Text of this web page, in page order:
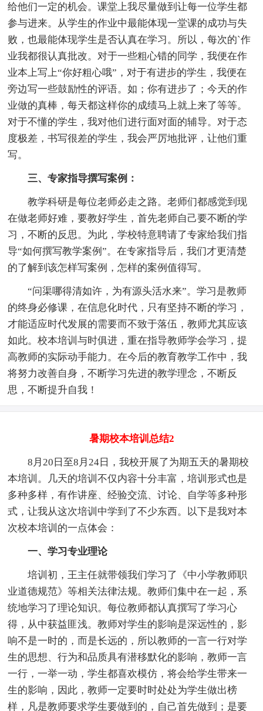
给他们一定的机会。课堂上我尽量做到让每一位学生都
参与进来。从学生的作业中最能体现一堂课的成功与失
败，也最能体现学生是否认真在学习。所以，每次的`作
业我都很认真批改。对于一些粗心错的同学，我便在作
业本上写上“你好粗心哦”，对于有进步的学生，我便在
旁边写一些鼓励性的评语。如；你有进步了；今天的作
业做的真棒，每天都这样你的成绩马上就上来了等等。
对于不懂的学生，我对他们进行面对面的辅导。对于态
度极差，书写很差的学生，我会严厉地批评，让他们重
写。
三、专家指导撰写案例：
教学科研是每位老师必走之路。老师们都感觉到现
在做老师好难，要教好学生，首先老师自己要不断的学
习，不断的反思。为此，学校特意聘请了专家给我们指
导“如何撰写教学案例”。在专家指导后，我们才更清楚
的了解到该怎样写案例，怎样的案例值得写。
“问渠哪得清如许，为有源头活水来”。学习是教师
的终身必修课，在信息化时代，只有坚持不断的学习，
才能适应时代发展的需要而不致于落伍，教师尤其应该
如此。校本培训与时俱进，重在指导教师学会学习，提
高教师的实际动手能力。在今后的教育教学工作中，我
将努力改善自身，不断学习先进的教学理念，不断反
思，不断提升自我！
暑期校本培训总结2
8月20日至8月24日，我校开展了为期五天的暑期校
本培训。几天的培训不仅内容十分丰富，培训形式也是
多种多样，有作讲座、经验交流、讨论、自学等多种形
式，让我从这次培训中学到了不少东西。以下是我对本
次校本培训的一点体会：
一、学习专业理论
培训初，王主任就带领我们学习了《中小学教师职
业道德规范》等相关法律法规。教师们集中在一起，系
统地学习了理论知识。每位教师都认真撰写了学习心
得，从中获益匪浅。教师对学生的影响是深远性的，影
响不是一时的，而是长远的，所以教师的一言一行对学
生的思想、行为和品质具有潜移默化的影响，教师一言
一行，一举一动，学生都喜欢模仿，将会给学生带来一
生的影响，因此，教师一定要时时处处为学生做出榜
样，凡是教师要求学生要做到的，自己首先做到；是要